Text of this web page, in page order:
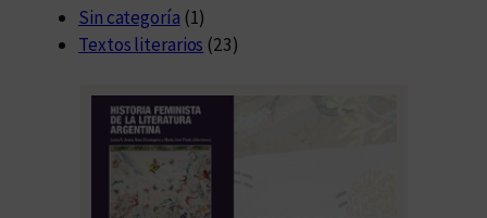
Sin categoría (1)
Textos literarios (23)